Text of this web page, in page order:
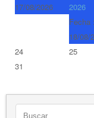
17/08/2026
2026
Fecha :
18/08/
24 25
31